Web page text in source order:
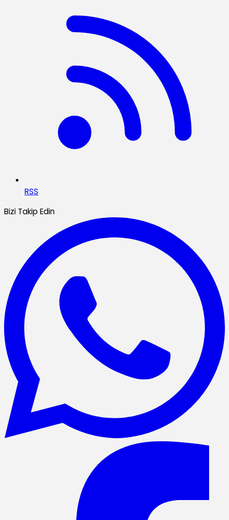
RSS
Bizi Takip Edin